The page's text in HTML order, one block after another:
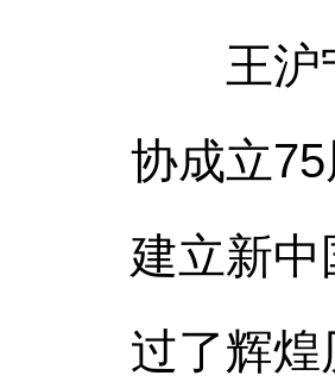
王沪宁
协成立
建立新
过了辉